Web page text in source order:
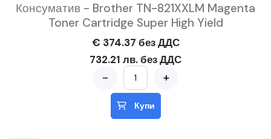
Консуматив - Brother TN-821XXLM Magenta
Toner Cartridge Super High Yield
€ 374.37 без ДДС
732.21 лв. без ДДС
- +
Купи